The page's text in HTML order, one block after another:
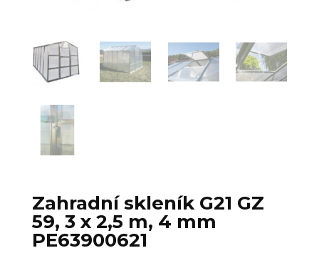
Zahradní skleník G21 GZ
59, 3 x 2,5 m, 4 mm
PE63900621